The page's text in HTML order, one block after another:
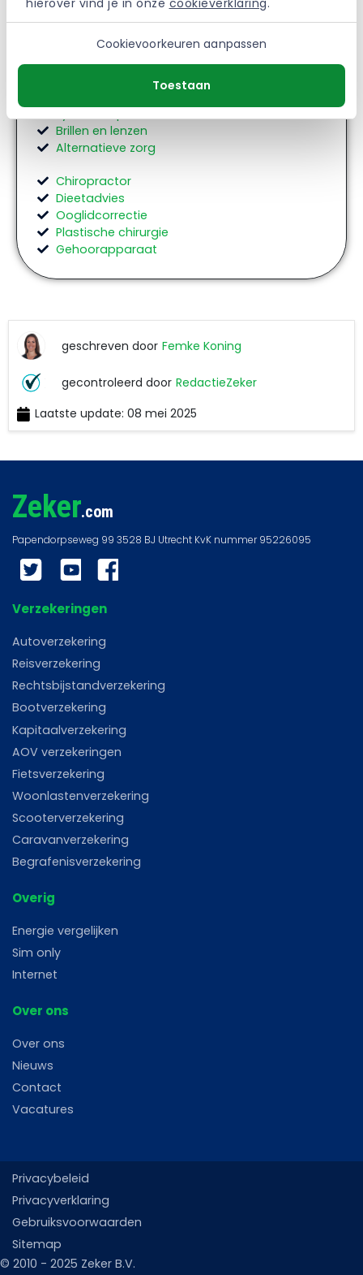
hierover vind je in onze cookieverklaring.
Cookievoorkeuren aanpassen
Toestaan
Andere vergoedingen
Brillen en lenzen
Alternatieve zorg
Chiropractor
Dieetadvies
Ooglidcorrectie
Plastische chirurgie
Gehoorapparaat
geschreven door Femke Koning
Femke
gecontroleerd door RedactieZeker
RedactieZeker
Laatste update: 08 mei 2025
Zeker.com
Twitter YouTubeFacebook
Verzekeringen
Autoverzekering
Reisverzekering
Rechtsbijstandverzekering
Bootverzekering
Kapitaalverzekering
AOV verzekeringen
Fietsverzekering
Woonlastenverzekering
Scooterverzekering
Caravanverzekering
Begrafenisverzekering
Overig
Energie vergelijken
Sim only
Internet
Over ons
Over ons
Nieuws
Contact
Vacatures
Privacybeleid
Privacyverklaring
Gebruiksvoorwaarden
Sitemap